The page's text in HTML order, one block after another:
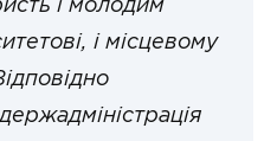
і молодим
і місцевому